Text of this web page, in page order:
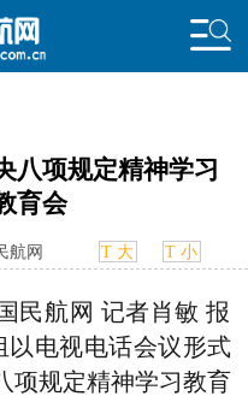
国际
专题 舆情
八项规定精神学习
育会
航网 T 大 T 小
民航网 记者肖敏 报
以电视电话会议形式
项规定精神学习教育